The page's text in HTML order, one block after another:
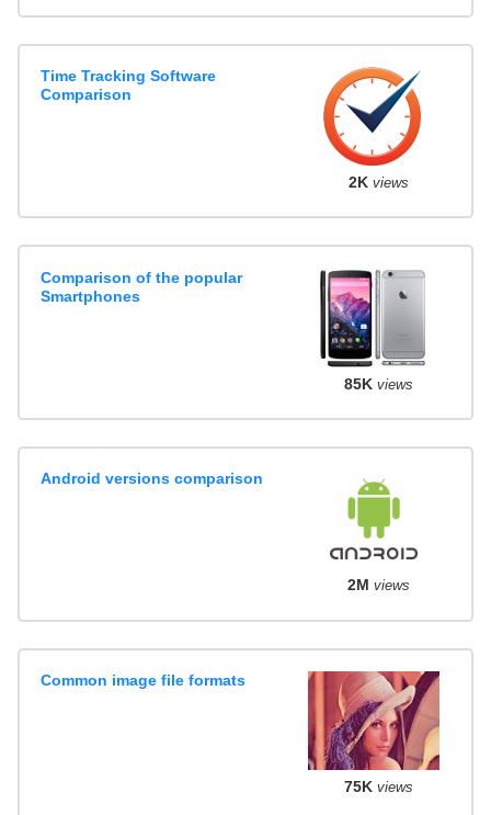
Time Tracking Software
Comparison
2K views
Comparison of the popular
Smartphones
85K views
Android versions comparison
2M views
Common image file formats
75K views